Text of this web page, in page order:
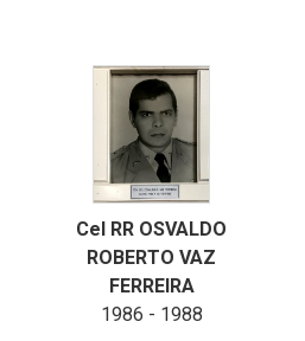
Cel RR OSVALDO
ROBERTO VAZ
FERREIRA
1986 - 1988